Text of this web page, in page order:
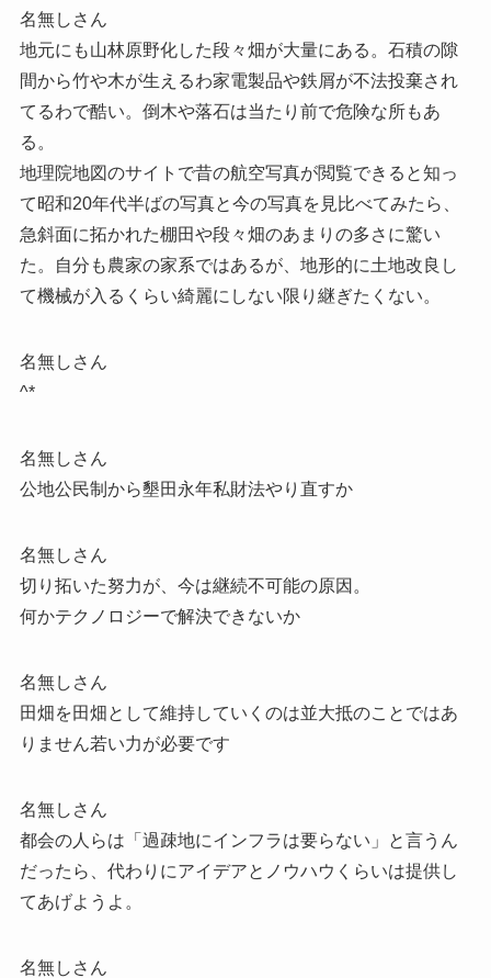
名無しさん
地元にも山林原野化した段々畑が大量にある。石積の隙
間から竹や木が生えるわ家電製品や鉄屑が不法投棄され
てるわで酷い。倒木や落石は当たり前で危険な所もあ
る。
地理院地図のサイトで昔の航空写真が閲覧できると知っ
て昭和20年代半ばの写真と今の写真を見比べてみたら、
急斜面に拓かれた棚田や段々畑のあまりの多さに驚い
た。自分も農家の家系ではあるが、地形的に土地改良し
て機械が入るくらい綺麗にしない限り継ぎたくない。
名無しさん
^*
名無しさん
公地公民制から墾田永年私財法やり直すか
名無しさん
切り拓いた努力が、今は継続不可能の原因。
何かテクノロジーで解決できないか
名無しさん
田畑を田畑として維持していくのは並大抵のことではあ
りません若い力が必要です
名無しさん
都会の人らは「過疎地にインフラは要らない」と言うん
だったら、代わりにアイデアとノウハウくらいは提供し
てあげようよ。
名無しさん